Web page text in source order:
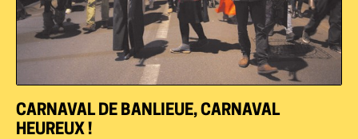
CARNAVAL DE BANLIEUE, CARNAVAL
HEUREUX !